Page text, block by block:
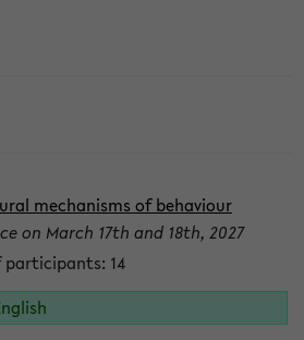
mechanisms of behaviour
on March 17th and 18th, 2027
14